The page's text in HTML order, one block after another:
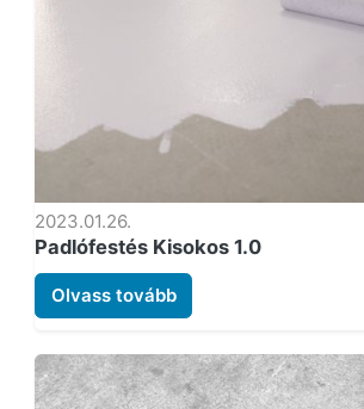
2023.01.26.
Padlófestés Kisokos 1.0
Olvass tovább